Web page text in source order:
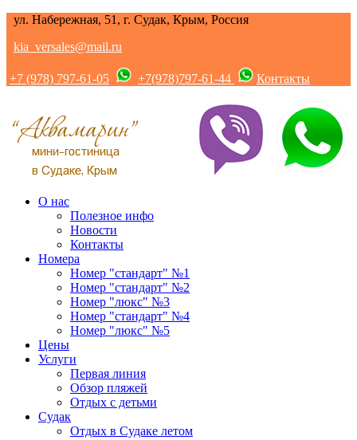
ул. Набережная, 51, г. Судак, Крым, Россия
kia_versales@mail.ru
+7 (978) 797-61-05 +7(978)797-61-44 Контакты
О нас
Полезное инфо
Новости
Контакты
Номера
Номер "стандарт" №1
Номер "стандарт" №2
Номер "люкс" №3
Номер "стандарт" №4
Номер "люкс" №5
Цены
Услуги
Первая линия
Обзор пляжей
Отдых с детьми
Судак
Отдых в Судаке летом